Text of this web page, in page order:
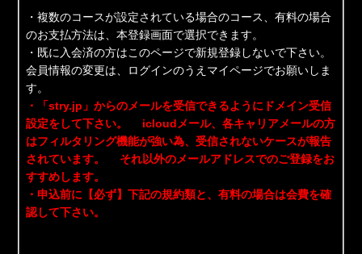
・複数のコースが設定されている場合のコース、有料の場合
のお支払方法は、本登録画面で選択できます。
・既に入会済の方はこのページで新規登録しないで下さい。
会員情報の変更は、ログインのうえマイページでお願いしま
す。
・「stry.jp」からのメールを受信できるようにドメイン受信
設定をして下さい。 icloudメール、各キャリアメールの方
はフィルタリング機能が強い為、受信されないケースが報告
されています。 それ以外のメールアドレスでのご登録をお
すすめします。
・申込前に【必ず】下記の規約類と、有料の場合は会費を確
認して下さい。